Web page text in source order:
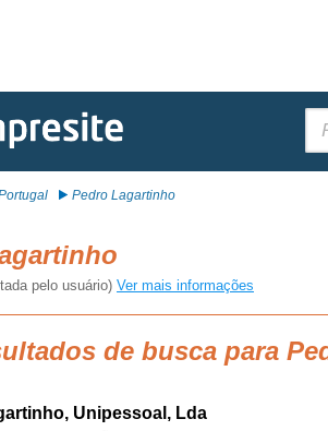
Pedro Lagartinho
pelo usuário) Ver mais informações
de busca para
Unipessoal, Lda